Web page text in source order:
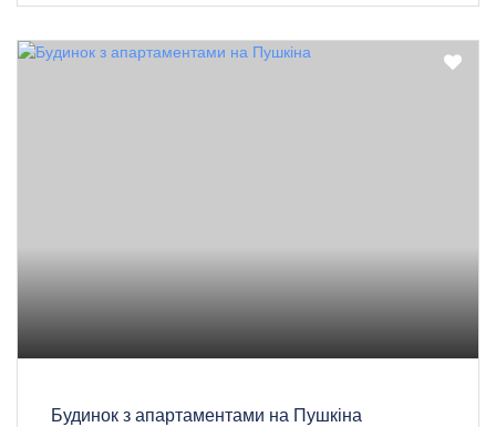
Будинок з апартаментами на Пушкіна